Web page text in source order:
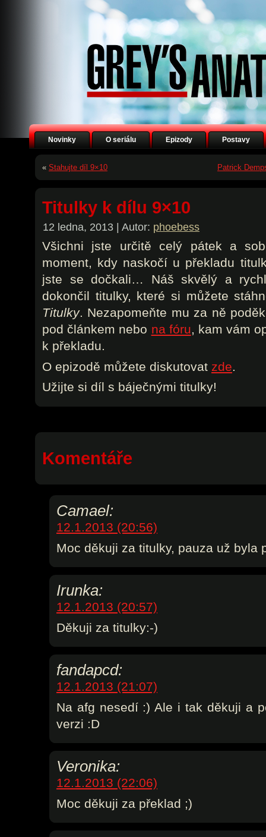
Novinky O seriálu Epizody Postavy
« Stahujte díl 9×10 Patrick
Titulky k dílu 9×10
12 ledna, 2013 | Autor: phoebess
Všichni jste určitě celý pátek a
moment, kdy naskočí u překladu
jste se dočkali… Náš skvělý a
dokončil titulky, které si můžete
Titulky. Nezapomeňte mu za ně
pod článkem nebo na fóru, kam vám
k překladu.
O epizodě můžete diskutovat zde.
Užijte si díl s báječnými titulky!
Komentáře
Camael:
12.1.2013 (20:56)
Moc děkuji za titulky, pauza už byla
Irunka:
12.1.2013 (20:57)
Děkuji za titulky:-)
fandapcd:
12.1.2013 (21:07)
Na afg nesedí :) Ale i tak děkuji a
verzi :D
Veronika:
12.1.2013 (22:06)
Moc děkuji za překlad ;)